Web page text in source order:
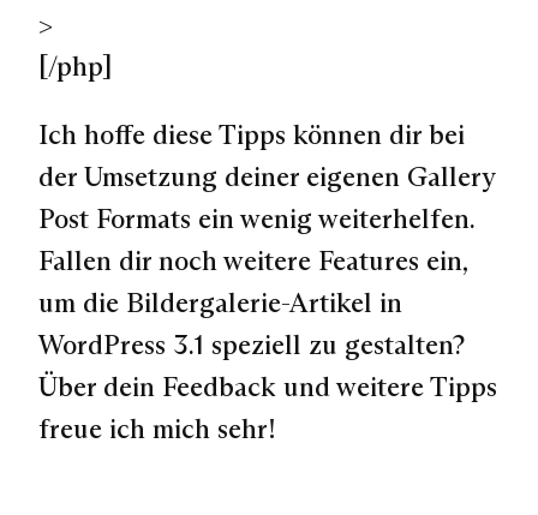
>
[/php]
Ich hoffe diese Tipps können dir bei
der Umsetzung deiner eigenen Gallery
Post Formats ein wenig weiterhelfen.
Fallen dir noch weitere Features ein,
um die Bildergalerie-Artikel in
WordPress 3.1 speziell zu gestalten?
Über dein Feedback und weitere Tipps
freue ich mich sehr!